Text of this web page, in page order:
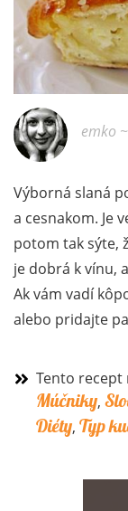
emko
Výborná slaná
a cesnakom. Je
potom tak sýte,
je dobrá k vínu,
Ak vám vadí
alebo pridajte
Tento recept
Múčniky,
Diéty, Typ